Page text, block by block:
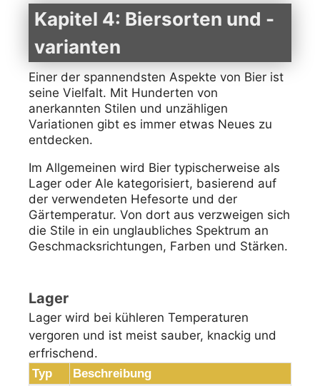
Kapitel 4: Biersorten und -
varianten
Einer der spannendsten Aspekte von Bier ist
seine Vielfalt. Mit Hunderten von
anerkannten Stilen und unzähligen
Variationen gibt es immer etwas Neues zu
entdecken.
Im Allgemeinen wird Bier typischerweise als
Lager oder Ale kategorisiert, basierend auf
der verwendeten Hefesorte und der
Gärtemperatur. Von dort aus verzweigen sich
die Stile in ein unglaubliches Spektrum an
Geschmacksrichtungen, Farben und Stärken.
Lager
Lager wird bei kühleren Temperaturen
vergoren und ist meist sauber, knackig und
erfrischend.
Typ Beschreibung